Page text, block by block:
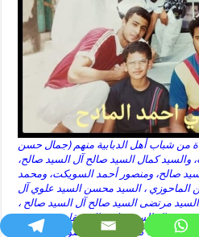
من شباب أهل الدبابية منهم (جمال حسن
كمال السيد صالح آل السيد صالح،
صالح، ومنصور أحمد السويكت، ومحمد
الماحوزي ، السيد محسن السيد علوي آل
مرتضى السيد صالح آل السيد صالح ،
نضال السيد علوي المشقاب ، ومدحت
عبدالله كالي ، وعلي منصور الصلبوخ ).